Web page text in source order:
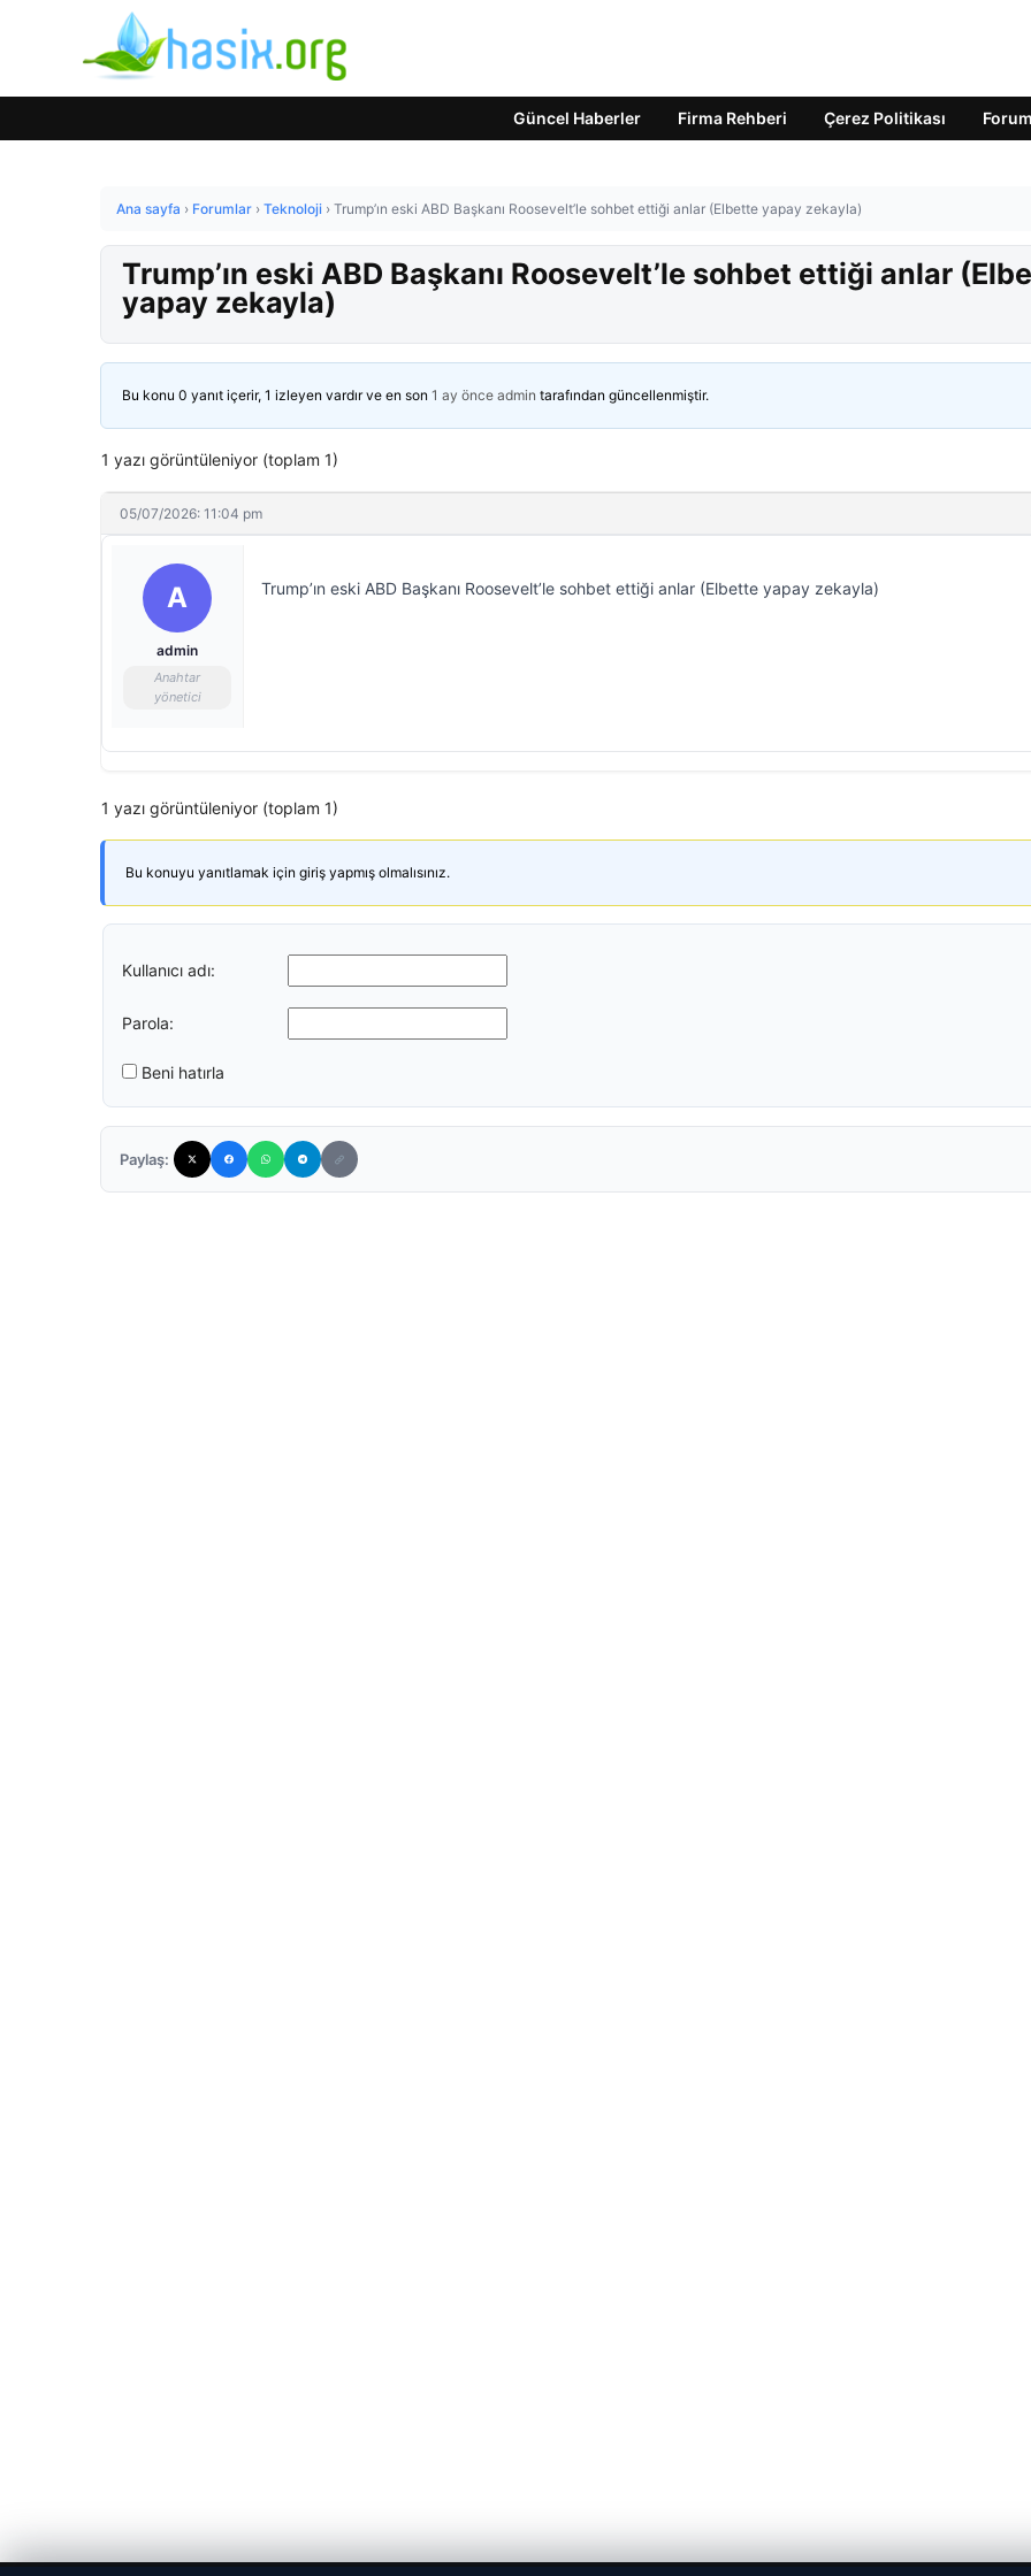
Güncel Haberler Firma Rehberi Çerez Politikası Forum
Ana sayfa › Forumlar › Teknoloji › Trump’ın eski ABD Başkanı Roosevelt’le sohbet ettiği anlar (Elbette yapay zekayla)
Trump’ın eski ABD Başkanı Roosevelt’le sohbet ettiği anlar
yapay zekayla)
Bu konu 0 yanıt içerir, 1 izleyen vardır ve en son 1 ay önce admin tarafından güncellenmiştir.
1 yazı görüntüleniyor (toplam 1)
05/07/2026: 11:04 pm
A
admin
Anahtar
yönetici
Trump’ın eski ABD Başkanı Roosevelt’le sohbet ettiği anlar (Elbette yapay zekayla)
1 yazı görüntüleniyor (toplam 1)
Bu konuyu yanıtlamak için giriş yapmış olmalısınız.
Kullanıcı adı:
Parola:
Beni hatırla
Paylaş: